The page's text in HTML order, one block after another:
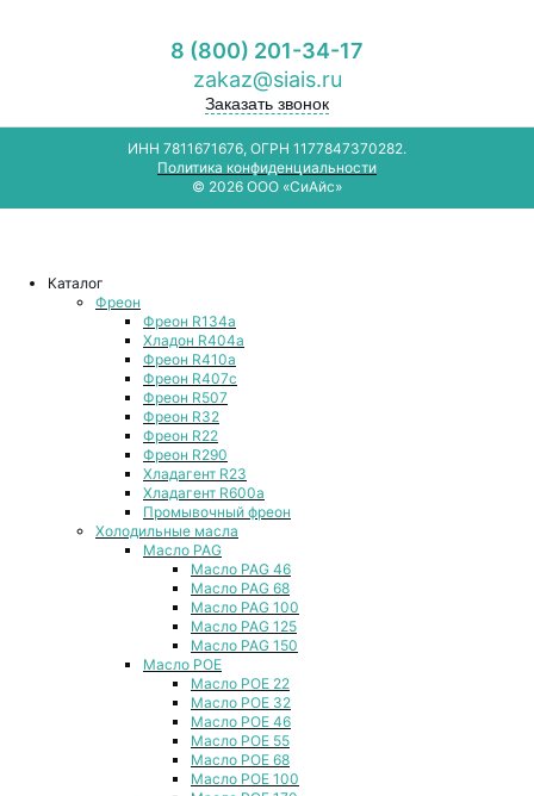
8 (800) 201-34-17
zakaz@siais.ru
Заказать звонок
ИНН 7811671676, ОГРН 1177847370282.
Политика конфиденциальности
© 2026 ООО «СиАйс»
Каталог
Фреон
Фреон R134a
Хладон R404a
Фреон R410a
Фреон R407с
Фреон R507
Фреон R32
Фреон R22
Фреон R290
Хладагент R23
Хладагент R600a
Промывочный фреон
Холодильные масла
Масло PAG
Масло PAG 46
Масло PAG 68
Масло PAG 100
Масло PAG 125
Масло PAG 150
Масло POE
Масло POE 22
Масло POE 32
Масло POE 46
Масло POE 55
Масло POE 68
Масло POE 100